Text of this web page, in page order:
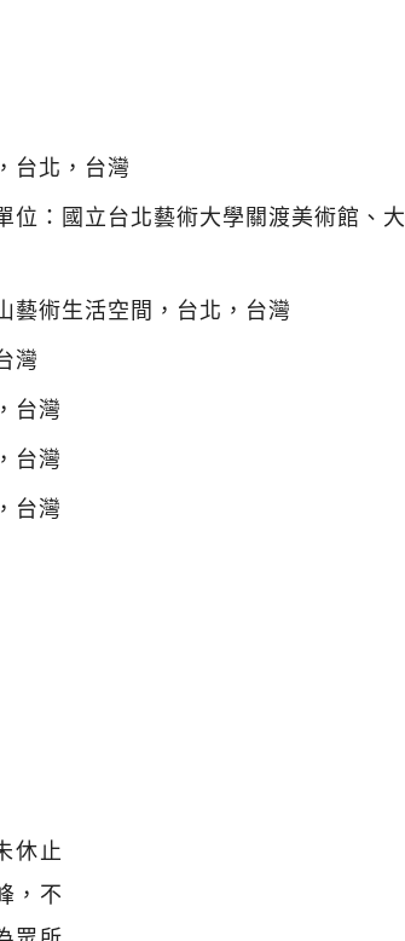
台北，台灣
位：國立台北藝術大學關渡美術館、大
術生活空間，台北，台灣
灣
台灣
台灣
台灣
休止
，不